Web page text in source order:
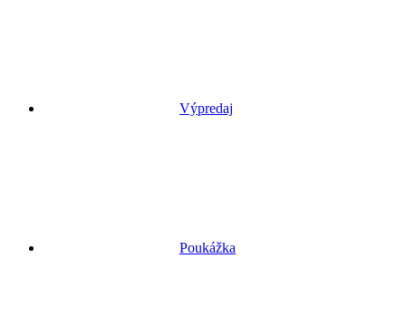
Výpredaj
Poukážka